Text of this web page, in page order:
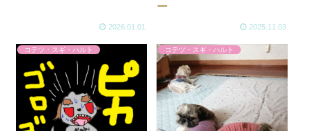
2026.01.01
ー
2025.11.03
コテツ・スギ・ハルト コテツ・スギ・ハルト